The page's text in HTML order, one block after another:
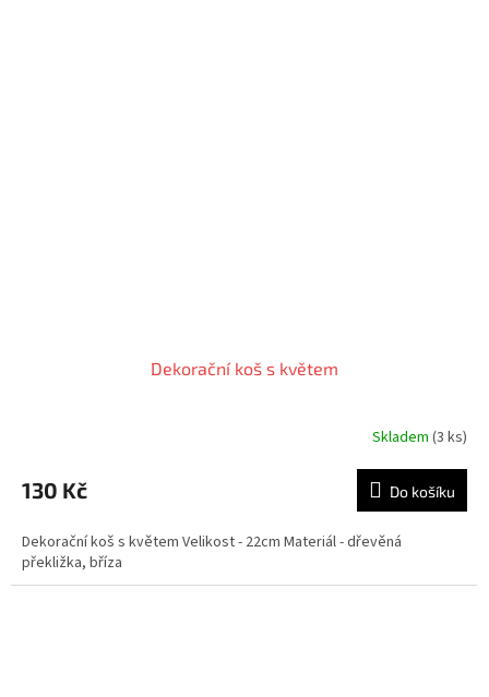
Dekorační koš s květem
Skladem (3 ks)
130 Kč Do košíku
Dekorační koš s květem Velikost - 22cm Materiál - dřevěná
překližka, bříza